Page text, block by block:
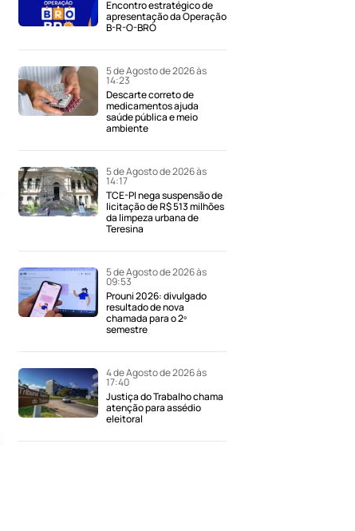
Encontro estratégico de
apresentação da Operação
B-R-O-BRÓ
5 de Agosto de 2026 às
14:23
Descarte correto de
medicamentos ajuda
saúde pública e meio
ambiente
5 de Agosto de 2026 às
14:17
TCE-PI nega suspensão de
licitação de R$ 513 milhões
da limpeza urbana de
Teresina
5 de Agosto de 2026 às
09:53
Prouni 2026: divulgado
resultado de nova
chamada para o 2º
semestre
4 de Agosto de 2026 às
17:40
Justiça do Trabalho chama
atenção para assédio
eleitoral